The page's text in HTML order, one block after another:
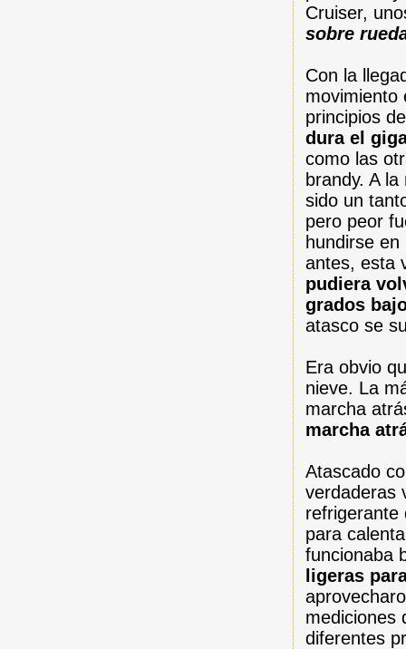
Cruiser,
sobre
Con la
movimiento
principios
dura el
como las
brandy. A
sido un
pero peor
hundirse
antes, esta
pudiera
grados
atasco se
Era obvio
nieve. La
marcha
marcha
Atascado
verdaderas
refrigerante
para
funcionaba
ligeras
mediciones
diferentes